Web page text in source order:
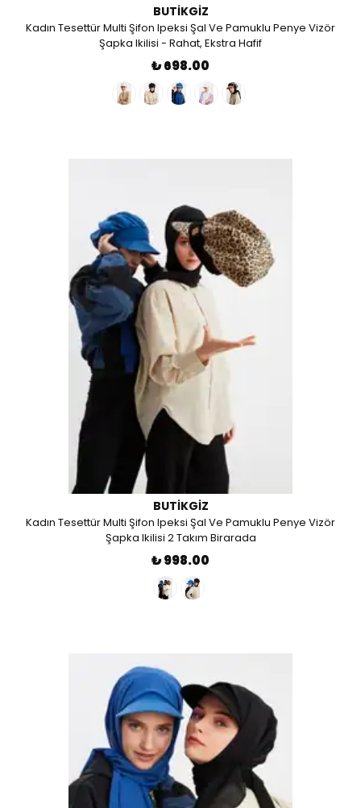
BUTIKGIZ
Kadın Tesettür Multi Şifon Ipeksi Şal Ve Pamuklu Penye Vizör
Şapka Ikilisi - Rahat, Ekstra Hafif
₺ 698.00
BUTIKGIZ
Kadın Tesettür Multi Şifon Ipeksi Şal Ve Pamuklu Penye Vizör
Şapka Ikilisi 2 Takım Birarada
₺ 998.00